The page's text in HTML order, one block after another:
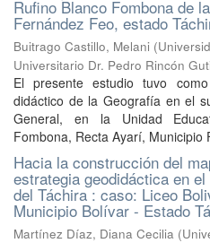
Rufino Blanco Fombona de
Fernández Feo, estado
Buitrago Castillo, Melani (
Universitario Dr. Pedro Rincón
El presente estudio tuvo
didáctico de la Geografía en el
General, en la Unidad
Fombona, Recta Ayarí, Municipio
Hacia la construcción del
estrategia geodidáctica en
del Táchira : caso: Liceo
Municipio Bolívar - Estado
Martínez Díaz, Diana Cecilia (